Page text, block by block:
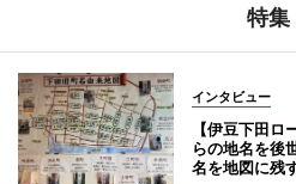
特集
インタビュー
【伊豆下田
らの地名を後
名を地図に残